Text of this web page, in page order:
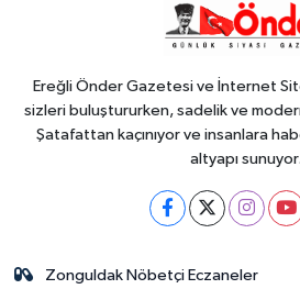
10:15
Nürnberg'in
Ereğli Önder Gazetesi ve İnternet
sizleri buluştururken, sadelik ve
Şatafattan kaçınıyor ve insanlara
altyapı sunuyor.
Zonguldak Nöbetçi Eczaneler